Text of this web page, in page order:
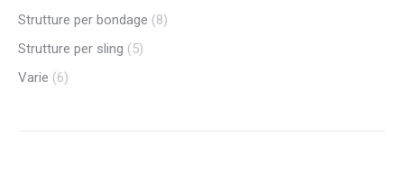
Strutture per bondage (8)
Strutture per sling (5)
Varie (6)